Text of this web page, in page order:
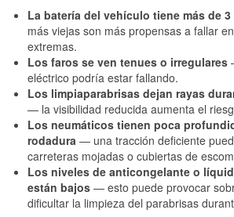
La batería del vehículo tiene más de
más viejas son más propensas a fallar
extremas.
Los faros se ven tenues o irregulares
eléctrico podría estar fallando.
Los limpiaparabrisas dejan rayas
— la visibilidad reducida aumenta el
Los neumáticos tienen poca
rodadura — una tracción deficiente
carreteras mojadas o cubiertas de
Los niveles de anticongelante o
están bajos — esto puede provocar
dificultar la limpieza del parabrisas